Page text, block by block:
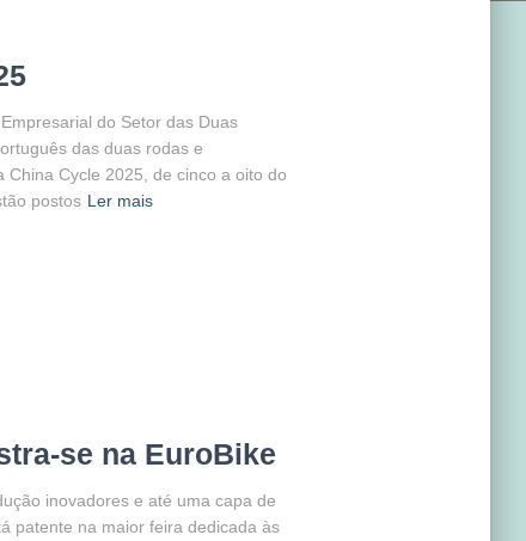
do Setor das Duas
das duas rodas e
Cycle 2025, de cinco a oito do
postos Ler mais
se na EuroBike
inovadores e até uma capa de
patente na maior feira dedicada às